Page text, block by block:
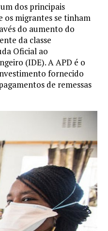
dos principais
os migrantes se tinham
do aumento do
da classe
Oficial ao
(IDE). A APD é o
fornecido
de remessas